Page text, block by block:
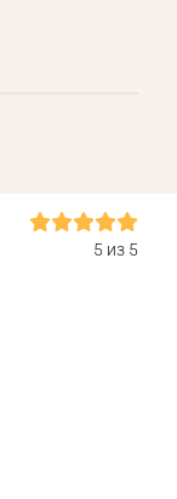
5 из 5